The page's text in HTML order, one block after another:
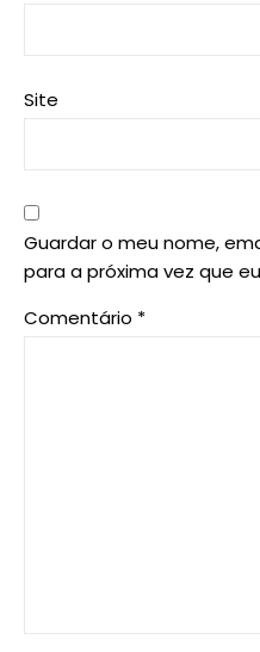
Site
Guardar o meu nome,
para a próxima vez que
Comentário *